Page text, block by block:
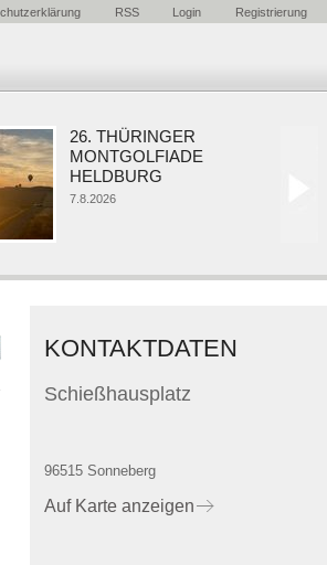
RSS Login Registrierung
26. THÜRINGER
MONTGOLFIADE
HELDBURG
7.8.2026
KONTAKTDATEN
Schießhausplatz
96515 Sonneberg
Auf Karte anzeigen